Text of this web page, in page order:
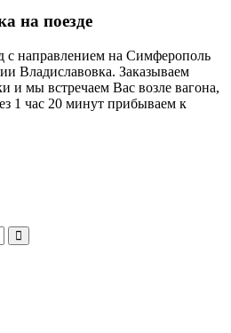
на поезде
с направлением на Симферополь
Владиславовка. Заказываем
и мы встречаем Вас возле вагона,
1 час 20 минут прибываем к